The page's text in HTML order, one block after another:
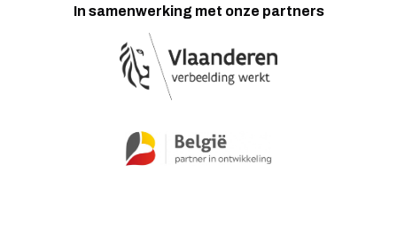
In samenwerking met onze partners